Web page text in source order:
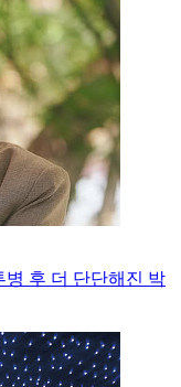
후 더 단단해진 박